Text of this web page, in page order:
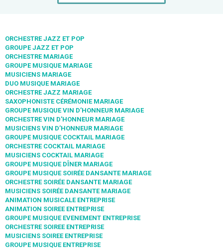
ORCHESTRE JAZZ ET POP
GROUPE JAZZ ET POP
ORCHESTRE MARIAGE
GROUPE MUSIQUE MARIAGE
MUSICIENS MARIAGE
DUO MUSIQUE MARIAGE
ORCHESTRE JAZZ MARIAGE
SAXOPHONISTE CÉRÉMONIE MARIAGE
GROUPE MUSIQUE VIN D’HONNEUR MARIAGE
ORCHESTRE VIN D’HONNEUR MARIAGE
MUSICIENS VIN D’HONNEUR MARIAGE
GROUPE MUSIQUE COCKTAIL MARIAGE
ORCHESTRE COCKTAIL MARIAGE
MUSICIENS COCKTAIL MARIAGE
GROUPE MUSIQUE DÎNER MARIAGE
GROUPE MUSIQUE SOIRÉE DANSANTE MARIAGE
ORCHESTRE SOIRÉE DANSANTE MARIAGE
MUSICIENS SOIRÉE DANSANTE MARIAGE
ANIMATION MUSICALE ENTREPRISE
ANIMATION SOIREE ENTREPRISE
GROUPE MUSIQUE EVENEMENT ENTREPRISE
ORCHESTRE SOIREE ENTREPRISE
MUSICIENS SOIREE ENTREPRISE
GROUPE MUSIQUE ENTREPRISE